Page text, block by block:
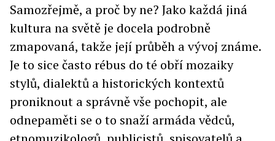
Samozřejmě, a proč by ne? Jako každá jiná
kultura na světě je docela podrobně
zmapovaná, takže její průběh a vývoj známe.
Je to sice často rébus do té obří mozaiky
stylů, dialektů a historických kontextů
proniknout a správně vše pochopit, ale
odnepaměti se o to snaží armáda vědců,